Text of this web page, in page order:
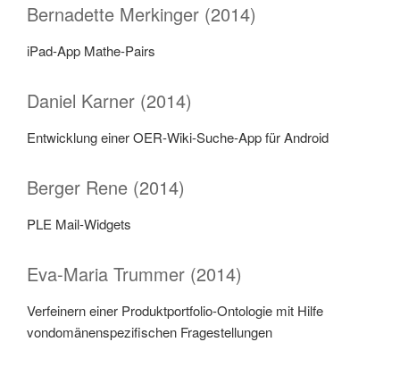
Bernadette Merkinger (2014)
iPad-App Mathe-Pairs
Daniel Karner (2014)
Entwicklung einer OER-Wiki-Suche-App für Android
Berger Rene (2014)
PLE Mail-Widgets
Eva-Maria Trummer (2014)
Verfeinern einer Produktportfolio-Ontologie mit Hilfe
vondomänenspezifischen Fragestellungen